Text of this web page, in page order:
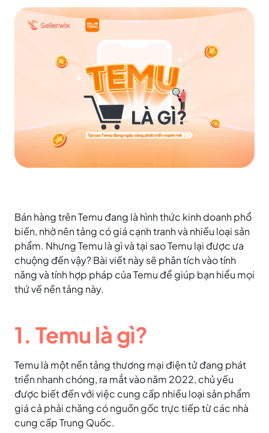
Bán hàng trên Temu đang là hình thức kinh doanh phổ
biến, nhờ nên tảng có giá cạnh tranh và nhiều loại sản
phẩm. Nhưng Temu là gì và tại sao Temu lại được ưa
chuộng đến vậy? Bài viết này sẽ phân tích vào tính
năng và tính hợp pháp của Temu để giúp bạn hiểu mọi
thứ về nền tảng này.
1. Temu là gì?
Temu là một nền tảng thương mại điện tử đang phát
triển nhanh chóng, ra mắt vào năm 2022, chủ yếu
được biết đến với việc cung cấp nhiều loại sản phẩm
giá cả phải chăng có nguồn gốc trực tiếp từ các nhà
cung cấp Trung Quốc.